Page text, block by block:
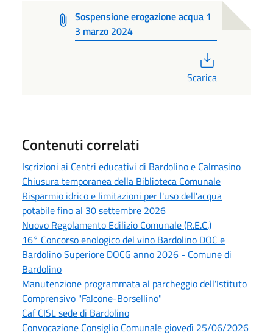
Sospensione erogazione acqua 1
3 marzo 2024
Scarica
Contenuti correlati
Iscrizioni ai Centri educativi di Bardolino e Calmasino
Chiusura temporanea della Biblioteca Comunale
Risparmio idrico e limitazioni per l'uso dell'acqua
potabile fino al 30 settembre 2026
Nuovo Regolamento Edilizio Comunale (R.E.C.)
16° Concorso enologico del vino Bardolino DOC e
Bardolino Superiore DOCG anno 2026 - Comune di
Bardolino
Manutenzione programmata al parcheggio dell'Istituto
Comprensivo "Falcone-Borsellino"
Caf CISL sede di Bardolino
Convocazione Consiglio Comunale giovedì 25/06/2026